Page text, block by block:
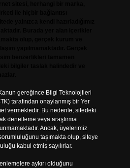
gereğince Bilgi Teknolojileri
tarafından onaylanmış bir Yer
vermektedir. Bu nedenle, sitedeki
denetleme veya araştırma
Ancak, üyelerimiz
taşımakta olup, siteye
kabul etmiş sayılırlar.
aykırı olduğunu